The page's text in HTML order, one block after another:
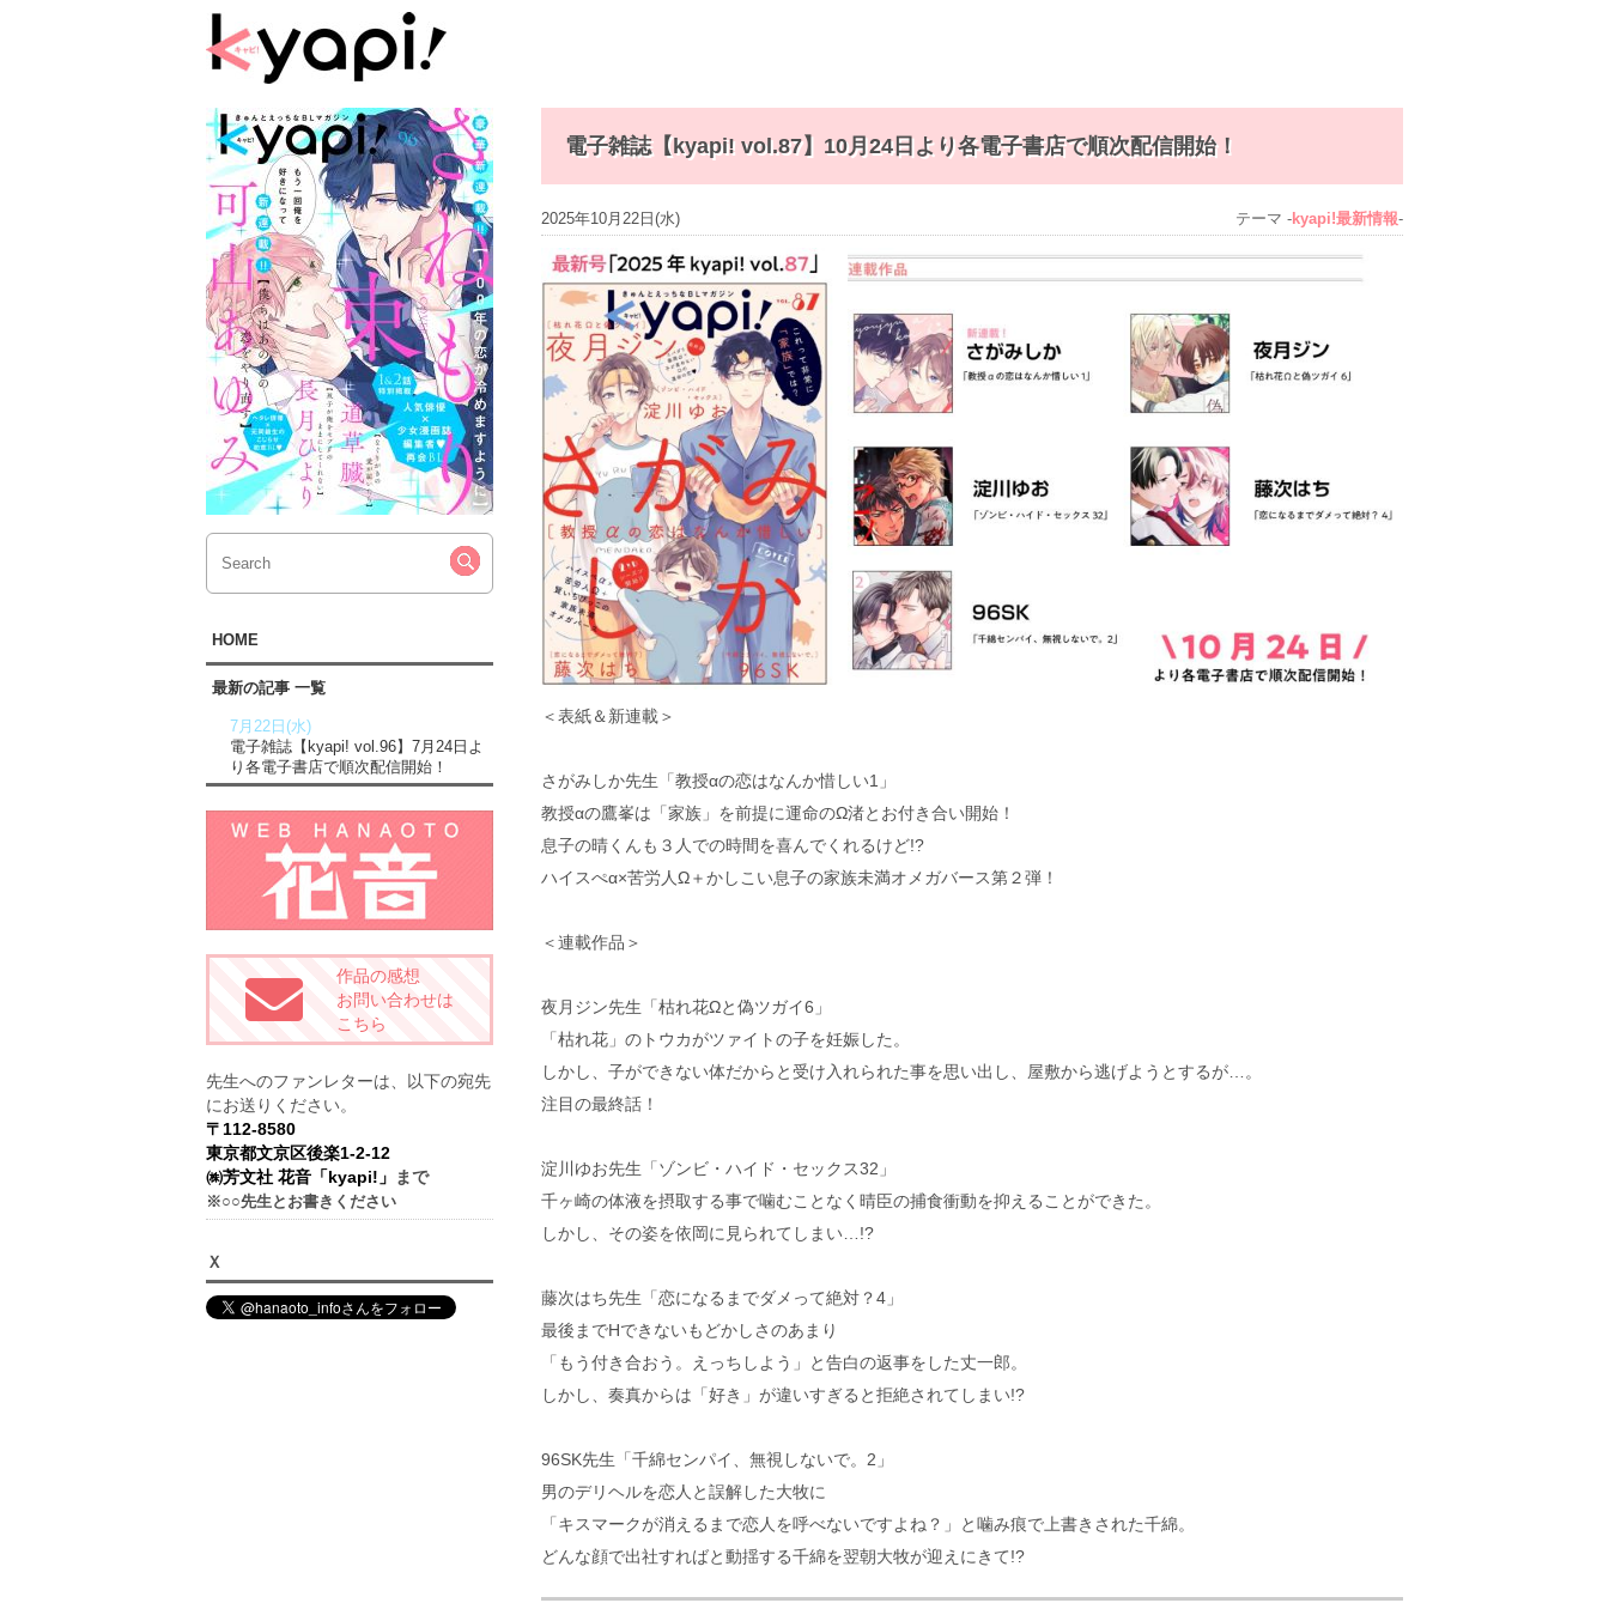
電子雑誌【kyapi! vol.87】10月24日より各電子書店で順次配信開始！
2025年10月22日(水) テーマ -kyapi!最新情報-
＜表紙＆新連載＞
さがみしか先生「教授αの恋はなんか惜しい1」
教授αの鷹峯は「家族」を前提に運命のΩ渚とお付き合い開始！
息子の晴くんも３人での時間を喜んでくれるけど!?
ハイスぺα×苦労人Ω＋かしこい息子の家族未満オメガバース第２弾！
＜連載作品＞
夜月ジン先生「枯れ花Ωと偽ツガイ6」
「枯れ花」のトウカがツァイトの子を妊娠した。
しかし、子ができない体だからと受け入れられた事を思い出し、屋敷から逃げようとするが…。
注目の最終話！
淀川ゆお先生「ゾンビ・ハイド・セックス32」
千ヶ崎の体液を摂取する事で噛むことなく晴臣の捕食衝動を抑えることができた。
しかし、その姿を依岡に見られてしまい…!?
藤次はち先生「恋になるまでダメって絶対？4」
最後までHできないもどかしさのあまり
「もう付き合おう。えっちしよう」と告白の返事をした丈一郎。
しかし、奏真からは「好き」が違いすぎると拒絶されてしまい!?
96SK先生「千綿センパイ、無視しないで。2」
男のデリヘルを恋人と誤解した大牧に
「キスマークが消えるまで恋人を呼べないですよね？」と噛み痕で上書きされた千綿。
どんな顔で出社すればと動揺する千綿を翌朝大牧が迎えにきて!?
HOME
最新の記事 一覧
7月22日(水)
電子雑誌【kyapi! vol.96】7月24日よ
り各電子書店で順次配信開始！
作品の感想
お問い合わせは
こちら
先生へのファンレターは、以下の宛先
にお送りください。
〒112-8580
東京都文京区後楽1-2-12
㈱芳文社 花音「kyapi!」
まで
※○○先生とお書きください
Ｘ